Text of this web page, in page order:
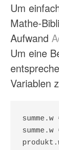
Um
Mathe-
Aufwand
Um eine
Variablen